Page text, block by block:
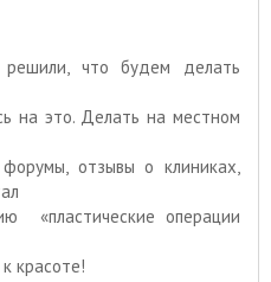
что будем делать
на это. Делать на местном
отзывы о клиниках,
«пластические операции
красоте!